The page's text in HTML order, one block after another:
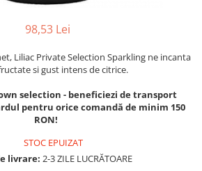
98,53 Lei
Liliac Private Selection Sparkling ne incanta
si gust intens de citrice.
selection - beneficiezi de transport
pentru orice comandă de minim 150
RON!
STOC EPUIZAT
livrare: 2-3 ZILE LUCRĂTOARE